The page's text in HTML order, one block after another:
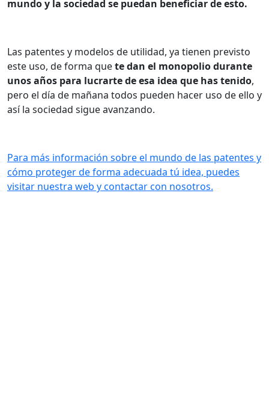
mundo y la sociedad se puedan beneficiar de esto.
Las patentes y modelos de utilidad, ya tienen previsto
este uso, de forma quete dan el monopolio durante
unos años para lucrarte de esa idea que has tenido,
pero el día de mañana todos pueden hacer uso de ello y
así la sociedad sigue avanzando.
Para más información sobre el mundo de las patentes y
cómo proteger de forma adecuada tú idea, puedes
visitar nuestra web y contactar con nosotros.